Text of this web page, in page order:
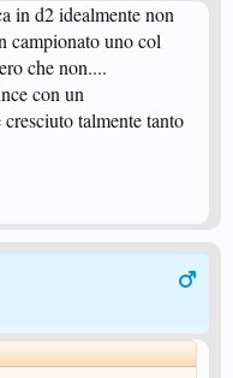
in d2 idealmente non
campionato uno col
che non....
con un
talmente tanto